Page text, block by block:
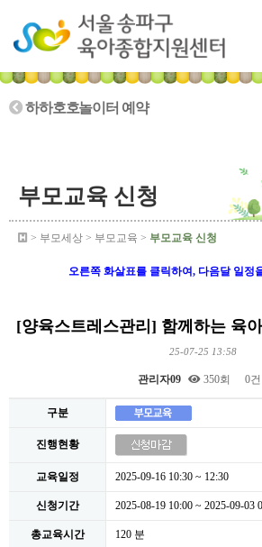
하하호호놀이터 예약
부모교육 신청
> 부모세상 > 부모교육 > 부모교육 신청
오른쪽 화살표를 클릭하여, 다음달 일정
[양육스트레스관리] 함께하는 육
25-07-25 13:58
관리자09 350회 0건
구분
진행현황
교육일정 2025-09-16 10:30 ~ 12:30
신청기간 2025-08-19 10:00 ~ 2025-09-03
총교육시간 120 분